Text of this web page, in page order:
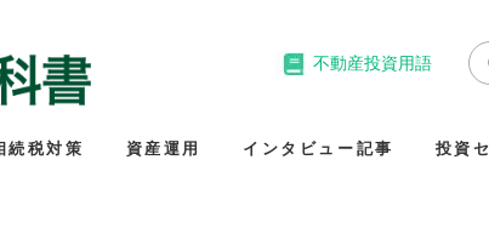
不動産投資用語
続税対策 資産運用 インタビュー記事 投資